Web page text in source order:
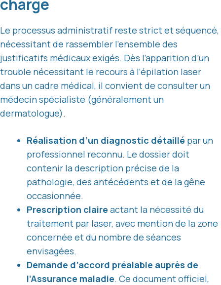
Le processus administratif reste strict et séquencé,
nécessitant de rassembler l’ensemble des
justificatifs médicaux exigés. Dès l’apparition d’un
trouble nécessitant le recours à l’épilation laser
dans un cadre médical, il convient de consulter un
médecin spécialiste (généralement un
dermatologue).
Réalisation d’un diagnostic détaillé par un
professionnel reconnu. Le dossier doit
contenir la description précise de la
pathologie, des antécédents et de la gêne
occasionnée.
Prescription claire actant la nécessité du
traitement par laser, avec mention de la zone
concernée et du nombre de séances
envisagées.
Demande d’accord préalable auprès de
l’Assurance maladie. Ce document officiel,